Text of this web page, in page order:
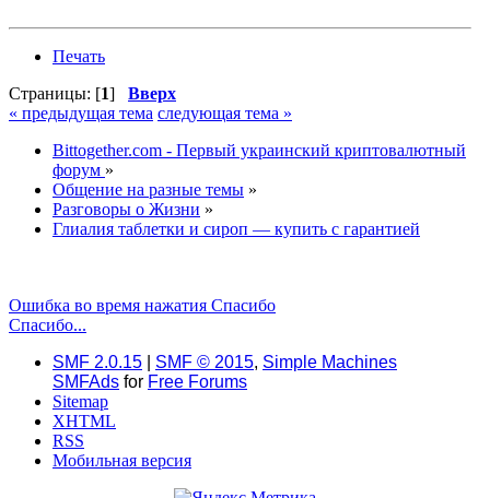
Печать
Страницы: [1] Вверх
« предыдущая тема следующая тема »
Bittogether.com - Первый украинский криптовалютный
форум »
Общение на разные темы »
Разговоры о Жизни »
Глиалия таблетки и сироп — купить с гарантией
Ошибка во время нажатия Спасибо
Спасибо...
SMF 2.0.15
SMF © 2015, Simple Machines
SMFAds for Free Forums
Sitemap
XHTML
RSS
Мобильная версия